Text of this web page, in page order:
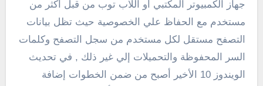
جهاز الكمبيوتر المكتبي أو اللاب توب من قبل أكثر من
مستخدم مع الحفاظ علي الخصوصية حيث تظل بيانات
التصفح مستقل لكل مستخدم من سجل التصفح وكلمات
السر المحفوظة والتحميلات إلي غير ذلك , في تحديث
الويندوز 10 الأخير أصبح من ضمن الخطوات إضافة